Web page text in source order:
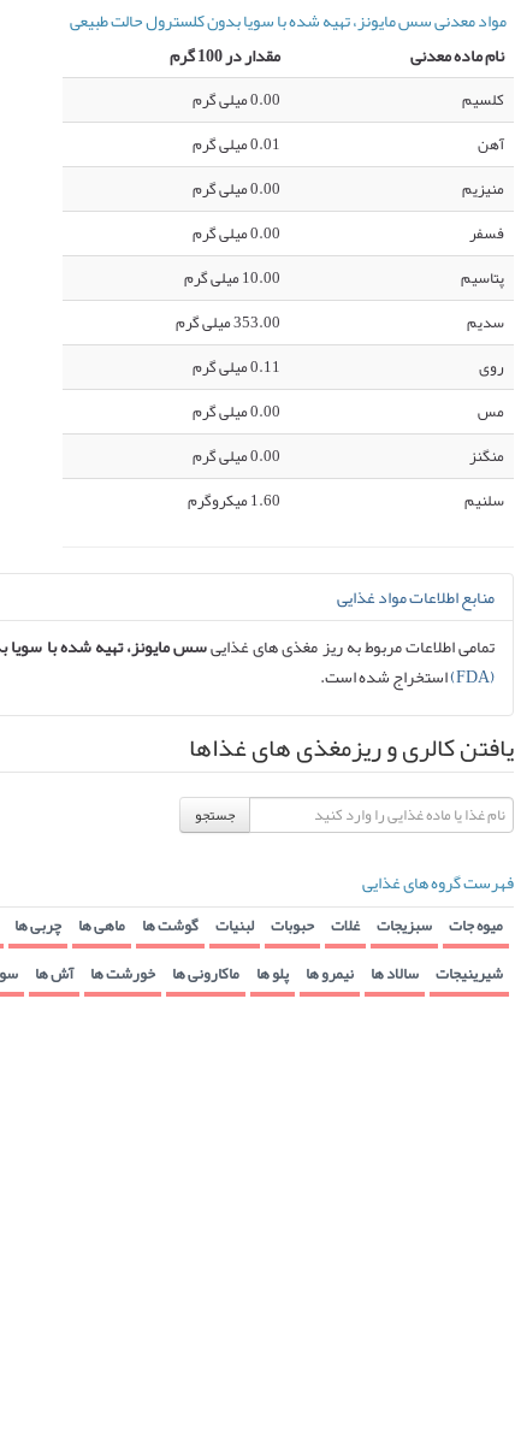
مواد معدنی سس مایونز، تهیه شده با سویا بدون کلسترول حالت طبیعی
نام ماده معدنی
مقدار در 100 گرم
کلسیم
0.00 میلی گرم
آهن
0.01 میلی گرم
منیزیم
0.00 میلی گرم
فسفر
0.00 میلی گرم
پتاسیم
10.00 میلی گرم
سدیم
353.00 میلی گرم
روی
0.11 میلی گرم
مس
0.00 میلی گرم
منگنز
0.00 میلی گرم
سلنیم
1.60 میکروگرم
منابع اطلاعات مواد غذایی
تمامی اطلاعات مربوط به ریز مغذی های غذاییسس مایونز، تهیه شده با سویا
(FDA)
استخراج شده است.
یافتن کالری و ریزمغذی های غذاها
جستجو
فهرست گروه های غذایی
میوه جات سبزیجات غلات حبوبات لبنیات گوشت ها ماهی ها چربی ها
شیرینیجات سالاد ها نیمرو ها پلو ها ماکارونی ها خورشت ها آش ها